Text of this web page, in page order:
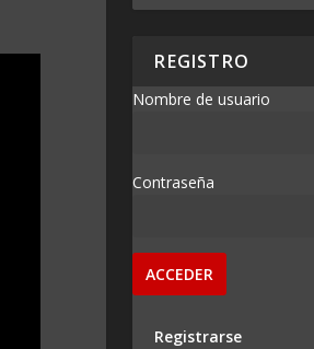
REGISTRO
Nombre de usuario
Contraseña
Registrarse